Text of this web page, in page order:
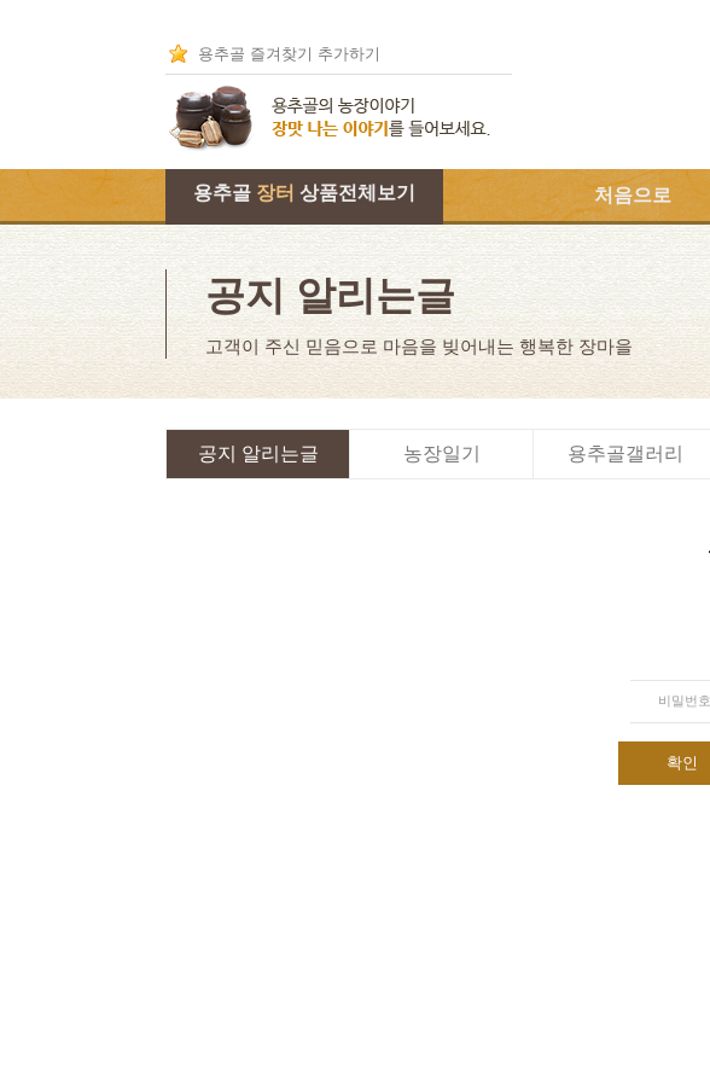
용추골 즐겨찾기 추가하기
용추골 장터 상품전체보기 처음으로
공지 알리는글
고객이 주신 믿음으로 마음을 빚어내는 행복한 장마을
공지 알리는글 농장일기 용추골갤러리
비밀번호
확인